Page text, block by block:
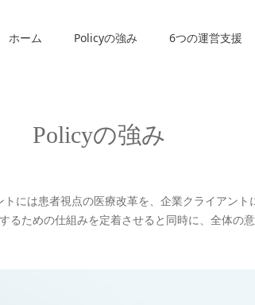
ホーム Policyの強み 6つの運営支援
Policyの強み
には患者視点の医療改革を、企業クライアント
るための仕組みを定着させると同時に、全体の意